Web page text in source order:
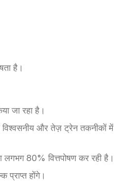
है।
जा रहा है।
विश्वसनीय और तेज़ ट्रेन तकनीकों में
लगभग 80% वित्तपोषण कर रही है।
होंगे।